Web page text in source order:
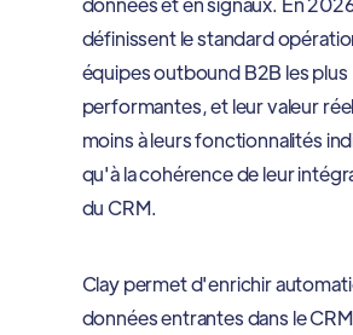
définissent le standard
équipes outbound B2B les plus
performantes, et leur valeur
moins à leurs fonctionnalités
qu'à la cohérence de leur
du CRM.
Clay permet d'enrichir
données entrantes dans le